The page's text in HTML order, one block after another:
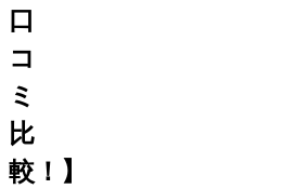
口
コ
ミ
比
較！】